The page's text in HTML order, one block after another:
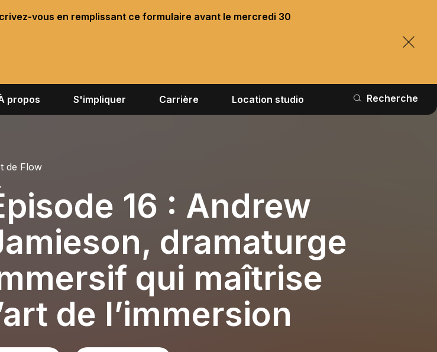
vous en remplissant ce formulaire avant le mercredi 30
propos S'impliquer Carrière Location studio Recherche
de Flow
16 : Andrew
dramaturge
qui maîtrise
de l’immersion